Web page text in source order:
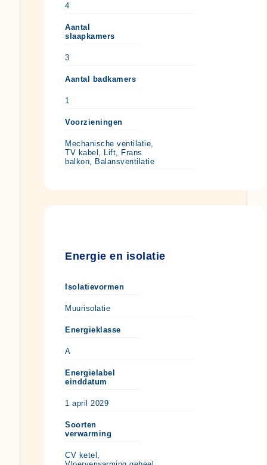
4
Aantal
slaapkamers
3
Aantal badkamers
1
Voorzieningen
Mechanische ventilatie,
TV kabel, Lift, Frans
balkon, Balansventilatie
Energie en isolatie
Isolatievormen
Muurisolatie
Energieklasse
A
Energielabel
einddatum
1 april 2029
Soorten
verwarming
CV ketel,